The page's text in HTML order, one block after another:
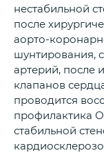
нестабильной
после
аорто-
шунтирования,
артерий, после
клапанов
проводится
профилактика
стабильной